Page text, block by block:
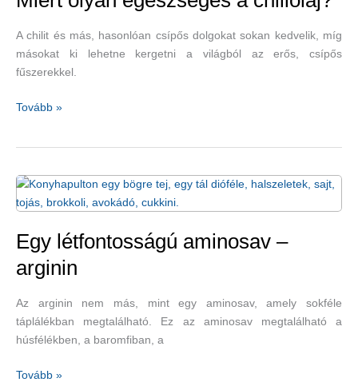
diós-
olajbogyós
spenótsaláta-
A chilit és más, hasonlóan csípős dolgokat sokan kedvelik, míg
másokat ki lehetne kergetni a világból az erős, csípős
fűszerekkel.
Miért
chiliolaj?
Tovább »
Egy létfontosságú aminosav –
arginin
Az arginin nem más, mint egy aminosav, amely sokféle
táplálékban megtalálható. Ez az aminosav megtalálható a
húsfélékben, a baromfiban, a
Egy
Tovább »